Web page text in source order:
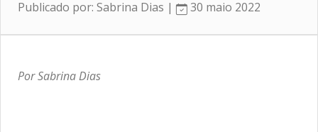
Publicado por: Sabrina Dias | 30 maio 2022
Por Sabrina Dias